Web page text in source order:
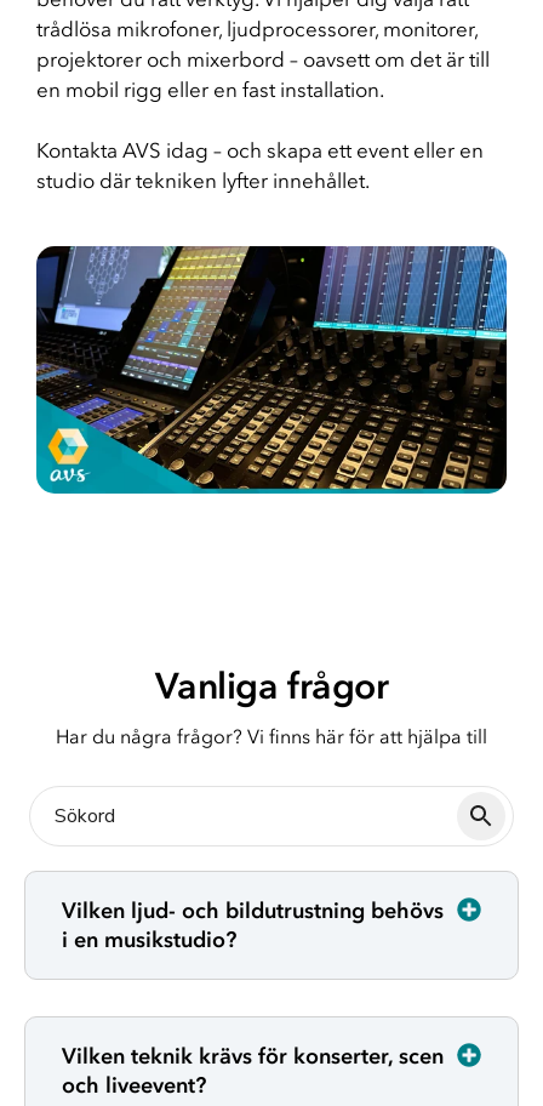
trådlösa mikrofoner, ljudprocessorer, monitorer,
projektorer och mixerbord – oavsett om det är till
en mobil rigg eller en fast installation.
Kontakta AVS idag – och skapa ett event eller en
studio där tekniken lyfter innehållet.
Vanliga frågor
Har du några frågor? Vi finns här för att hjälpa till
Vilken ljud- och bildutrustning behövs
i en musikstudio?
Vilken teknik krävs för konserter, scen
och liveevent?